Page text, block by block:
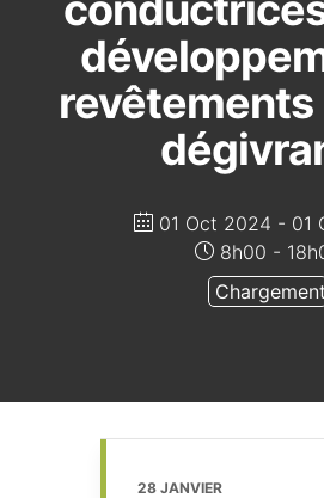
01 Oct 2024 - 01
8h00 -
28 JANVIER